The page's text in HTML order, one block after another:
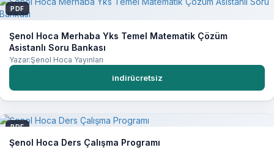
PDF
Şenol Hoca Merhaba Yks Temel Matematik Çözüm
Asistanlı Soru Bankası
Yazar:Şenol Hoca Yayınları
indirücretsiz
PDF
Şenol Hoca Ders Çalışma Programı